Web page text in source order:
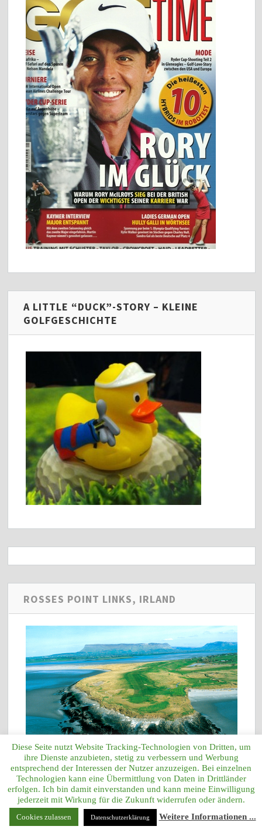
A LITTLE “DUCK”-STORY – KLEINE
GOLFGESCHICHTE
ROSSES POINT LINKS, IRLAND
Diese Seite nutzt Website Tracking-Technologien von Dritten, um
ihre Dienste anzubieten, stetig zu verbessern und Werbung
entsprechend der Interessen der Nutzer anzuzeigen. Bei einzelnen
Technologien kann eine Übermittlung von Daten in Drittländer
erfolgen. Ich bin damit einverstanden und kann meine Einwilligung
jederzeit mit Wirkung für die Zukunft widerrufen oder ändern.
Cookies zulassen Datenschutzerklärung Weitere Informationen ...